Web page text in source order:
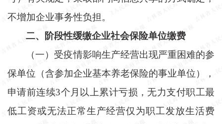
不增加企业事务性负担。
二、阶段性缓缴企业社会保险单位缴费
（一）受疫情影响生产经营出现严重困难的参
保单位（含参加企业基本养老保险的事业单位），
申请前连续3个月以上累计亏损，无力支付职工最
低工资或无法正常生产经营仅为职工发放生活费